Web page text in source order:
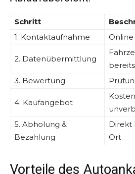
Schritt
1. Kontaktaufnahme
2. Datenübermittlung
3. Bewertung
4. Kaufangebot
5. Abholung &
Bezahlung
Direkt
Ort
Vorteile des